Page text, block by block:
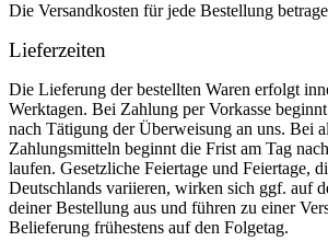
Die Versandkosten für jede Bestellung
Lieferzeiten
Die Lieferung der bestellten Waren erfolgt
Werktagen. Bei Zahlung per Vorkasse
nach Tätigung der Überweisung an uns. Bei
Zahlungsmitteln beginnt die Frist am Tag
laufen. Gesetzliche Feiertage und Feiertage,
Deutschlands variieren, wirken sich ggf. auf
deiner Bestellung aus und führen zu einer
Belieferung frühestens auf den Folgetag.